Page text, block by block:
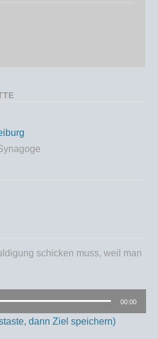
schicken muss, weil man
00:00
dann Ziel speichern)